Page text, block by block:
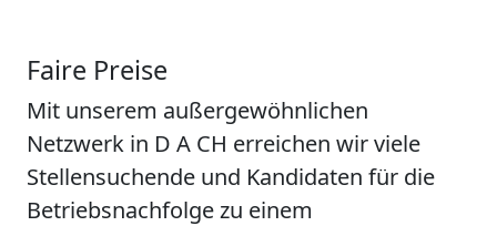
Faire Preise
Mit unserem außergewöhnlichen
Netzwerk in D A CH erreichen wir viele
Stellensuchende und Kandidaten für die
Betriebsnachfolge zu einem